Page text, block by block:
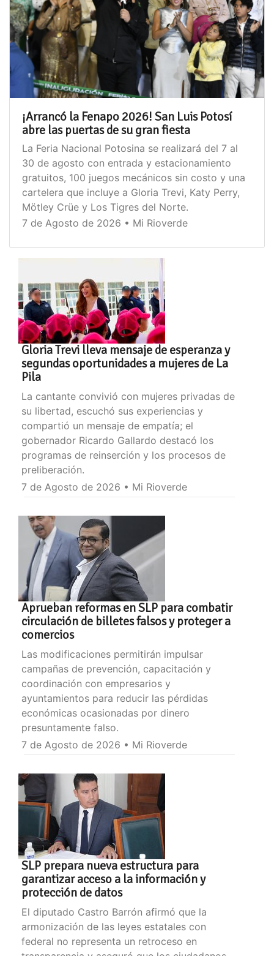
¡Arrancó la Fenapo 2026! San Luis Potosí
abre las puertas de su gran fiesta
La Feria Nacional Potosina se realizará del 7 al
30 de agosto con entrada y estacionamiento
gratuitos, 100 juegos mecánicos sin costo y una
cartelera que incluye a Gloria Trevi, Katy Perry,
Mötley Crüe y Los Tigres del Norte.
7 de Agosto de 2026 • Mi Rioverde
Gloria Trevi lleva mensaje de esperanza y
segundas oportunidades a mujeres de La
Pila
La cantante convivió con mujeres privadas de
su libertad, escuchó sus experiencias y
compartió un mensaje de empatía; el
gobernador Ricardo Gallardo destacó los
programas de reinserción y los procesos de
preliberación.
7 de Agosto de 2026 • Mi Rioverde
Aprueban reformas en SLP para combatir
circulación de billetes falsos y proteger a
comercios
Las modificaciones permitirán impulsar
campañas de prevención, capacitación y
coordinación con empresarios y
ayuntamientos para reducir las pérdidas
económicas ocasionadas por dinero
presuntamente falso.
7 de Agosto de 2026 • Mi Rioverde
SLP prepara nueva estructura para
garantizar acceso a la información y
protección de datos
El diputado Castro Barrón afirmó que la
armonización de las leyes estatales con
federal no representa un retroceso en